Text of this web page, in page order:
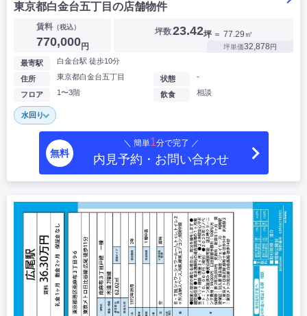
東京都白金台五丁目の店舗物件
賃料（税込）
770,000円
坪数23.42坪 ＝ 77.29㎡
坪単価32,878円
最寄駅 白金台駅 徒歩10分
住所 東京都白金台五丁目
フロア 1〜3階
状態 -
飲食 相談
水回り
無料
＼ 簡単1分で完了 ／
内見予約・お問い合わせ